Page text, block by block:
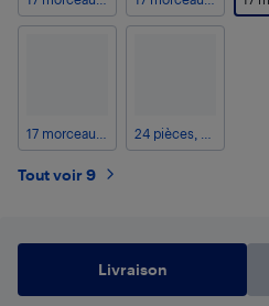
Tout voir 9
Livraison